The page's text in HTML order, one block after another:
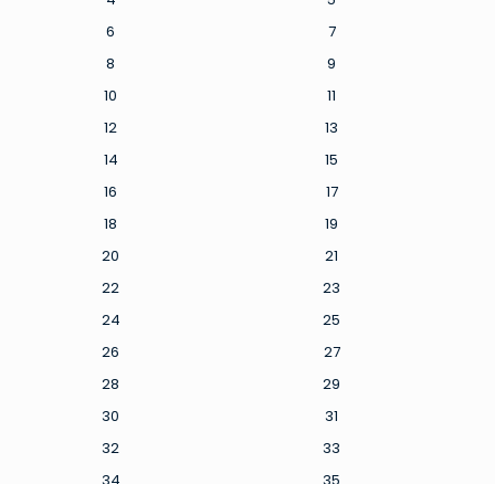
6
7
8
9
10
11
12
13
14
15
16
17
18
19
20
21
22
23
24
25
26
27
28
29
30
31
32
33